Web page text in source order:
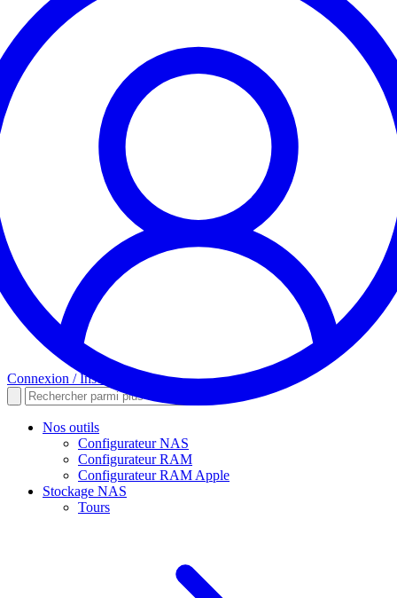
Connexion / Inscription
Nos outils
Configurateur NAS
Configurateur RAM
Configurateur RAM Apple
Stockage NAS
Tours